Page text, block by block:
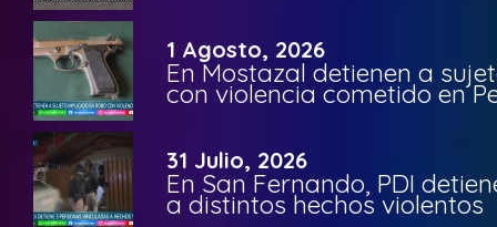
1 Agosto, 2026
En Mostazal detienen a
con violencia cometido en
31 Julio, 2026
En San Fernando, PDI
a distintos hechos violentos